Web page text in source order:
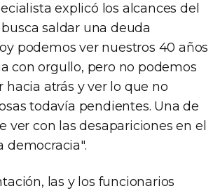
explicó los alcances del
saldar una deuda
podemos ver nuestros 40 años
con orgullo, pero no podemos
hacia atrás y ver lo que no
todavía pendientes. Una de
ver con las desapariciones en el
democracia".
las y los funcionarios